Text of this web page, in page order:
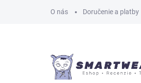
O nás Doručenie a platby